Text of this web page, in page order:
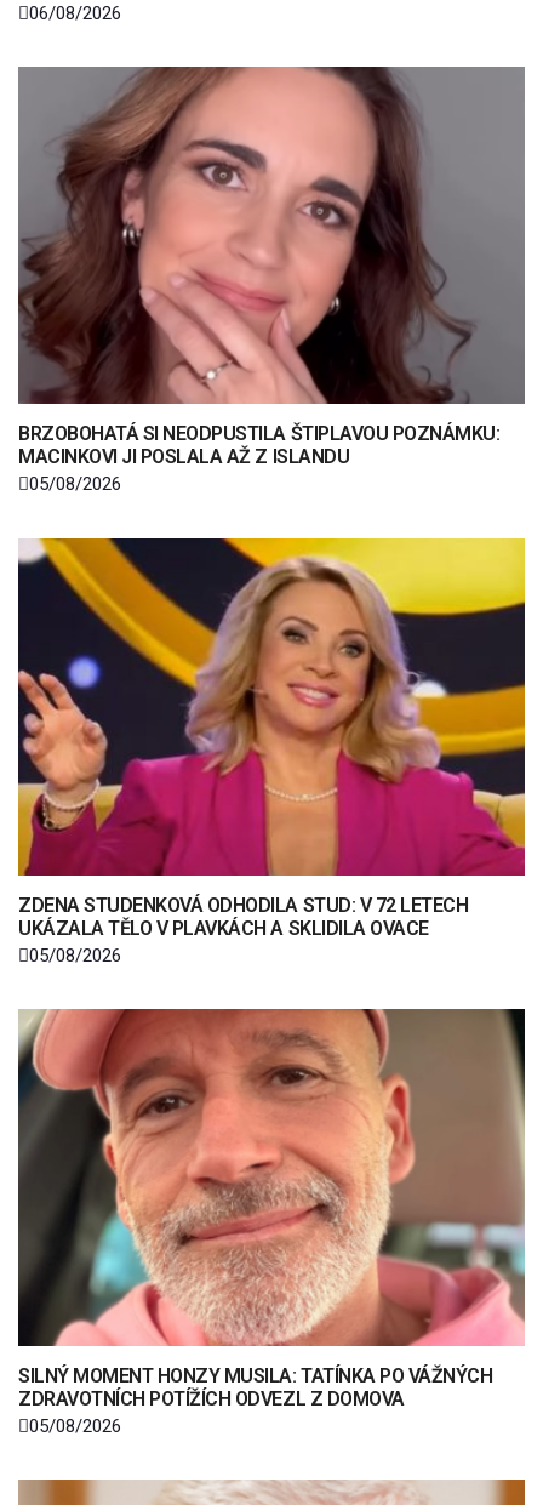
06/08/2026
BRZOBOHATÁ SI NEODPUSTILA ŠTIPLAVOU POZNÁMKU:
MACINKOVI JI POSLALA AŽ Z ISLANDU
05/08/2026
ZDENA STUDENKOVÁ ODHODILA STUD: V 72 LETECH
UKÁZALA TĚLO V PLAVKÁCH A SKLIDILA OVACE
05/08/2026
SILNÝ MOMENT HONZY MUSILA: TATÍNKA PO VÁŽNÝCH
ZDRAVOTNÍCH POTÍŽÍCH ODVEZL Z DOMOVA
05/08/2026